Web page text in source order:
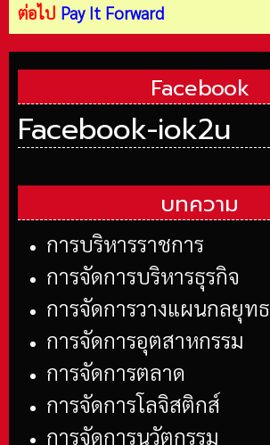
ต่อไป Pay It Forward
Facebook
Facebook-iok2u
บทความ
การบริหารราชการ
การจัดการบริหารธุรกิจ
การจัดการวางแผนกลยุทธ
การจัดการอุตสาหกรรม
การจัดการตลาด
การจัดการโลจิสติกส์
การจัดการนวัตกรรม